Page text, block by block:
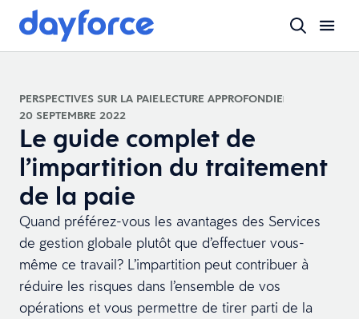
PERSPECTIVES SUR LA PAIELECTURE APPROFONDIE
20 SEPTEMBRE 2022
Le guide complet de
l’impartition du traitement
de la paie
Quand préférez-vous les avantages des Services
de gestion globale plutôt que d’effectuer vous-
même ce travail? L’impartition peut contribuer à
réduire les risques dans l’ensemble de vos
opérations et vous permettre de tirer parti de la